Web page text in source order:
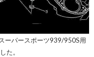
ーパースポーツ939/950S用
た。